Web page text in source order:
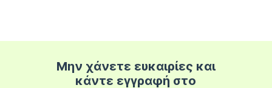
Μην χάνετε ευκαιρίες και
κάντε εγγραφή στο